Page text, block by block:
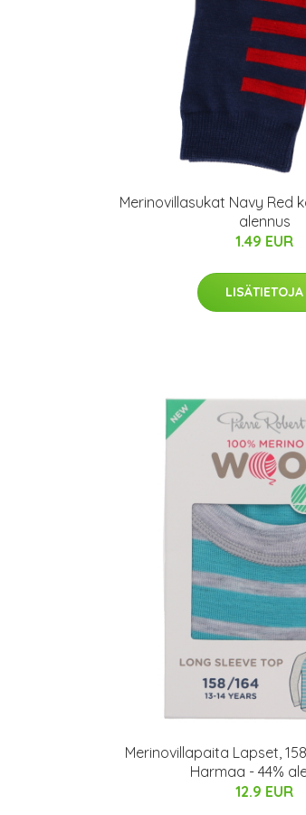
Merinovillasukat Navy Red
alennus
1.49 EUR
LISÄTIETOJA
Merinovillapaita Lapset,
Harmaa - 44%
12.9 EUR